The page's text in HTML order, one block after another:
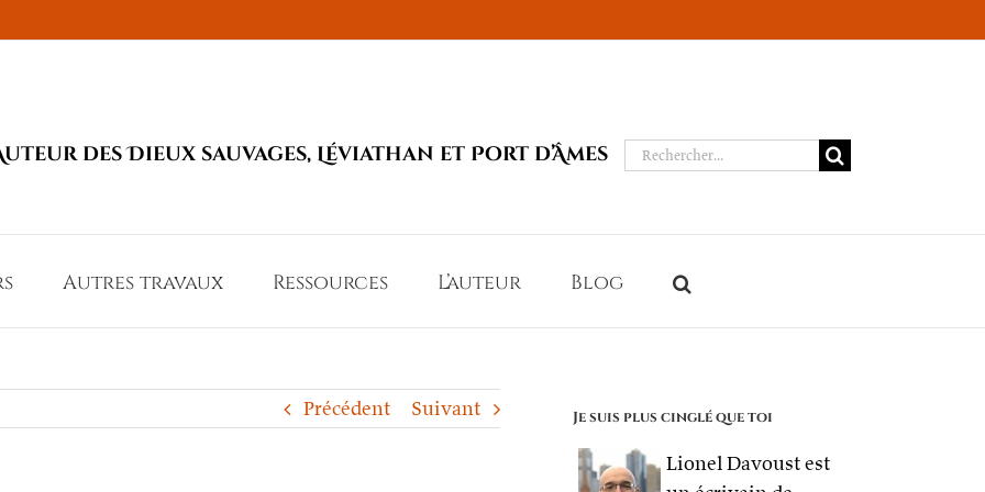
des Dieux sauvages, Léviathan et Port d’Âmes Rechercher:
Autres travaux Ressources L’auteur Blog
Précédent Suivant Je suis plus cinglé que toi
Lionel Davoust est